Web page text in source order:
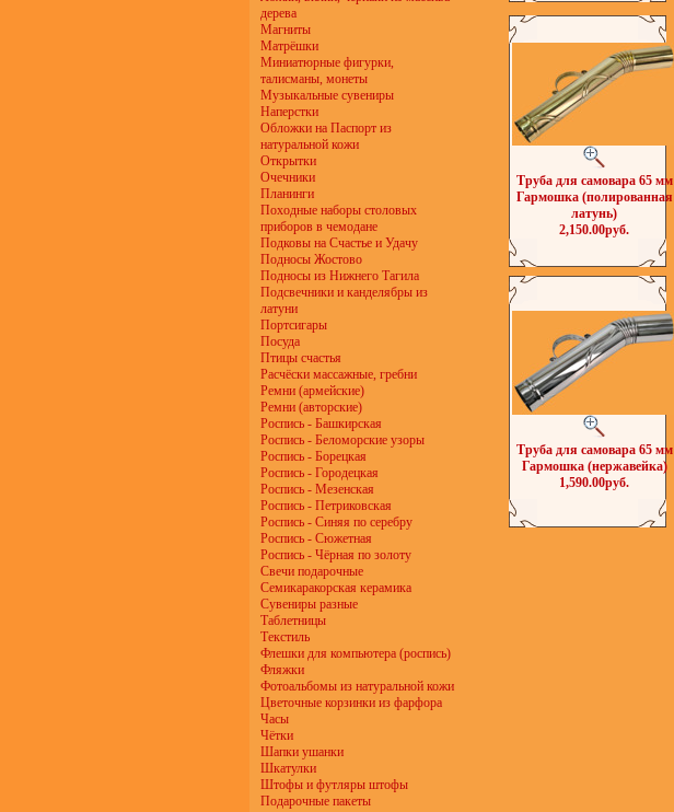
дерева
Магниты
Матрёшки
Миниатюрные фигурки,
талисманы, монеты
Музыкальные сувениры
Наперстки
Обложки на Паспорт из
натуральной кожи
Открытки
Очечники
Планинги
Походные наборы столовых
приборов в чемодане
Подковы на Счастье и Удачу
Подносы Жостово
Подносы из Нижнего Тагила
Подсвечники и канделябры из
латуни
Портсигары
Посуда
Птицы счастья
Расчёски массажные, гребни
Ремни (армейские)
Ремни (авторские)
Роспись - Башкирская
Роспись - Беломорские узоры
Роспись - Борецкая
Роспись - Городецкая
Роспись - Мезенская
Роспись - Петриковская
Роспись - Синяя по серебру
Роспись - Сюжетная
Роспись - Чёрная по золоту
Свечи подарочные
Семикаракорская керамика
Сувениры разные
Таблетницы
Текстиль
Флешки для компьютера (роспись)
Фляжки
Фотоальбомы из натуральной кожи
Цветочные корзинки из фарфора
Часы
Чётки
Шапки ушанки
Шкатулки
Штофы и футляры штофы
Подарочные пакеты
Труба для самовара 65 мм
Гармошка (полированная
латунь)
2,150.00руб.
Труба для самовара 65 мм
Гармошка (нержавейка)
1,590.00руб.